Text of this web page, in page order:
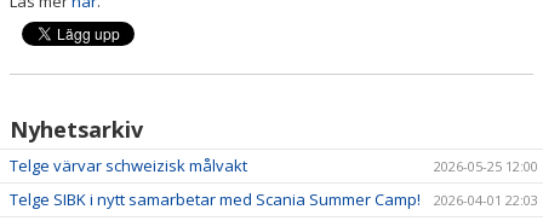
KÖP BILJETT
BILDGALLERI
EXTERNA LÄNKAR
Nyhetsarkiv
Telge värvar schweizisk målvakt 2026-05-25 12:00
Telge SIBK i nytt samarbetar med Scania Summer Camp! 2026-04-01 22:03